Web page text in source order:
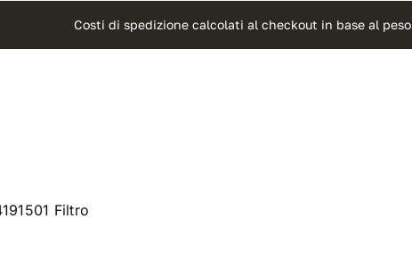
Costi di spedizione calcolati al checkout in base al peso
Filtro